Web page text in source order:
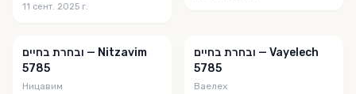
11 сент. 2025 г.
ובחרת בחיים — Nitzavim
5785
Ницавим
ובחרת בחיים — Vayelech
5785
Ваелех